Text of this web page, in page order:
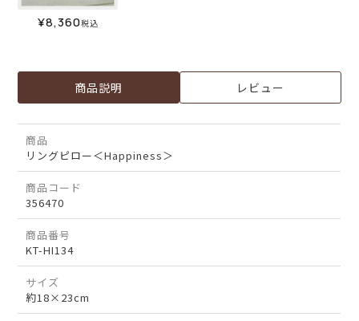
¥8,360税込
商品説明 レビュー
商品
リングピロー＜Happiness＞
商品コード
356470
商品番号
KT-HI134
サイズ
約18×23cm